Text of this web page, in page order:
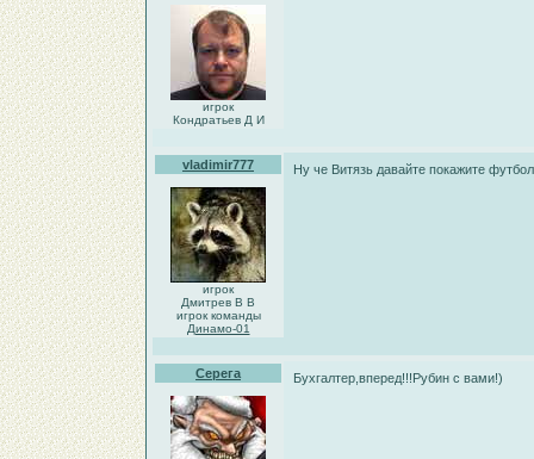
игрок
Кондратьев Д И
vladimir777
игрок
Дмитрев В В
игрок команды
Динамо-01
Ну че Витязь давайте покажите
Серега Бухгалтер,вперед!!!Рубин с вами!)